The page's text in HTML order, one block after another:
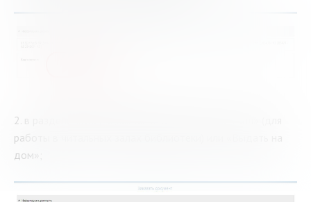
2. в разделе «Операция» выберите «Выдать в зал» (для
работы в читальных залах библиотеки) или «Выдать на
дом»;